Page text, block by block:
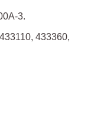
3.
433360,